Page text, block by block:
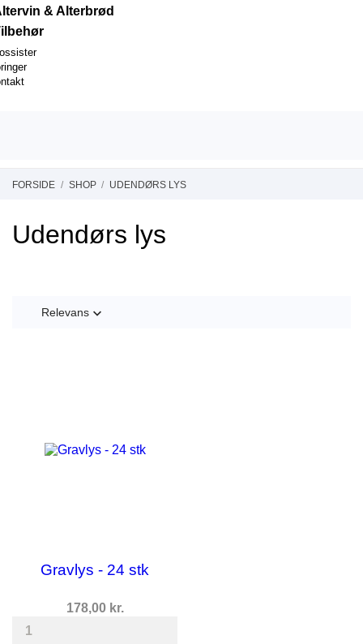
& Alterbrød
FORSIDE SHOP UDENDØRS LYS
Udendørs lys
Relevans 
Gravlys - 24 stk
Pris
178,00 kr.